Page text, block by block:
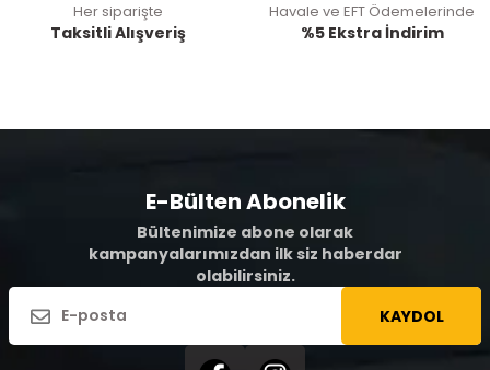
Her siparişte
Taksitli Alışveriş
Havale ve EFT Ödemelerinde
%5 Ekstra İndirim
E-Bülten Abonelik
Bültenimize abone olarak
kampanyalarımızdan ilk siz haberdar
olabilirsiniz.
KAYDOL